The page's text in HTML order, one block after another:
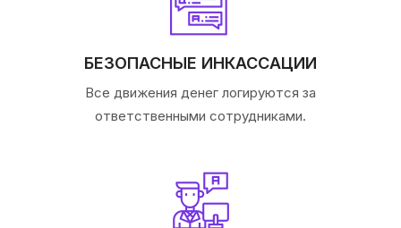
БЕЗОПАСНЫЕ ИНКАССАЦИИ
Все движения денег логируются за
ответственными сотрудниками.